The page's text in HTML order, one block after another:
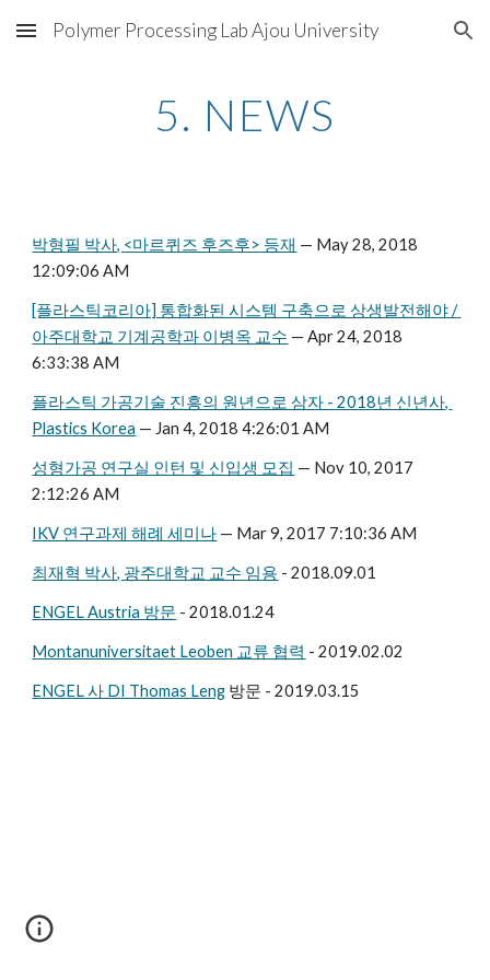
Skip to main content Skip to navigation
Polymer Processing Lab Ajou University
5. NEWS
박형필 박사, <마르퀴즈 후즈후> 등재 — May 28, 2018
12:09:06 AM
[플라스틱코리아] 통합화된 시스템 구축으로 상생발전해야 /
아주대학교 기계공학과 이병옥 교수 — Apr 24, 2018
6:33:38 AM
플라스틱 가공기술 진흥의 원년으로 삼자 - 2018년 신년사,
Plastics Korea — Jan 4, 2018 4:26:01 AM
성형가공 연구실 인턴 및 신입생 모집 — Nov 10, 2017
2:12:26 AM
IKV 연구과제 해례 세미나 — Mar 9, 2017 7:10:36 AM
최재혁 박사, 광주대학교 교수 임용 - 2018.09.01
ENGEL Austria 방문 - 2018.01.24
Montanuniversitaet Leoben 교류 협력 - 2019.02.02
ENGEL 사 DI Thomas Leng 방문 - 2019.03.15